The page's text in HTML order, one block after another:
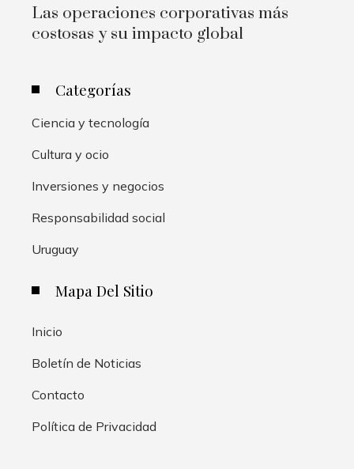
Las operaciones corporativas más
costosas y su impacto global
Categorías
Ciencia y tecnología
Cultura y ocio
Inversiones y negocios
Responsabilidad social
Uruguay
Mapa Del Sitio
Inicio
Boletín de Noticias
Contacto
Política de Privacidad